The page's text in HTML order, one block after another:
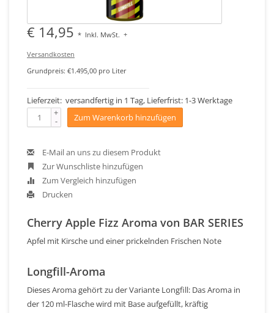
€ 14,95 * Inkl. MwSt. +
Versandkosten
Grundpreis: €1.495,00 pro Liter
Lieferzeit: versandfertig in 1 Tag, Lieferfrist: 1-3 Werktage
+
- Zum Warenkorb hinzufügen
E-Mail an uns zu diesem Produkt
Zur Wunschliste hinzufügen
Zum Vergleich hinzufügen
Drucken
Cherry Apple Fizz Aroma von BAR SERIES
Apfel mit Kirsche und einer prickelnden Frischen Note
Longfill-Aroma
Dieses Aroma gehört zu der Variante Longfill: Das Aroma in
der 120 ml-Flasche wird mit Base aufgefüllt, kräftig